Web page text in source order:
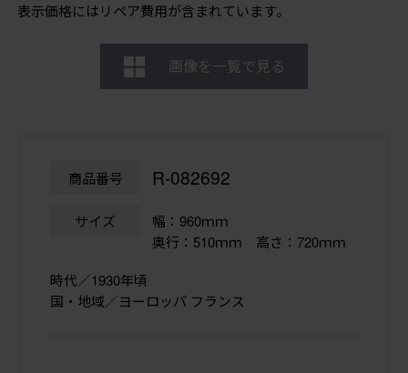
表示価格にはリペア費用が含まれています。
画像を一覧で見る
商品番号 R-082692
サイズ
幅：960ｍｍ
奥行：510ｍｍ 高さ：720ｍｍ
時代／1930年頃
国・地域／ヨーロッパ フランス